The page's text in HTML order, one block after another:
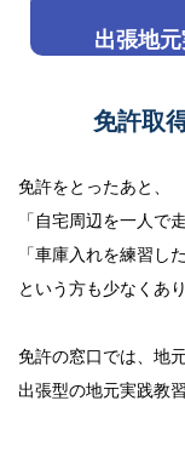
出張地
免許取
免許をとったあと、
「自宅周辺を一人で
「車庫入れを練習した
という方も少なくあ
免許の窓口では、地
出張型の地元実践教